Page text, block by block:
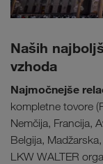
Naših
vzhoda
Najmočnejše
kompletne tovore
Nemčija, Francija,
Belgija,
LKW WALTER